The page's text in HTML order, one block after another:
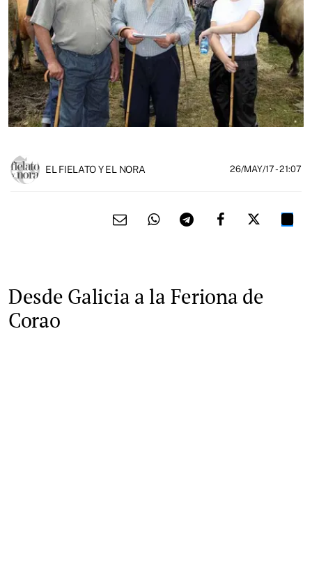
EL FIELATO Y EL NORA 26/MAY/17- 21:07
Desde Galicia a la Feriona de
Corao